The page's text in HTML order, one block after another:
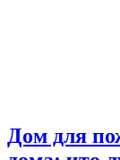
Дом для